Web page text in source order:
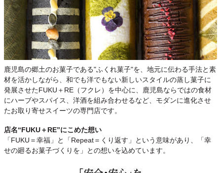
鹿児島の郷土のお菓子である"ふくれ菓子"を、地元に伝わる手法と素
材を活かしながら、和でも洋でもない新しいスタイルの蒸し菓子に
発展させたFUKU＋RE（フクレ）を中心に、鹿児島ならではの食材
にハーブやスパイス、洋酒を組み合わせるなど、モダンに進化させ
たお取り寄せスイーツの専門店です。
店名“FUKU＋RE”にこめた想い
「FUKU＝幸福」と「Repeat＝くり返す」という意味があり、「幸
せの廻るお菓子づくりを」との想いを込めています。